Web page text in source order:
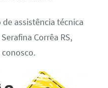
assistência técnica
Corrêa RS,